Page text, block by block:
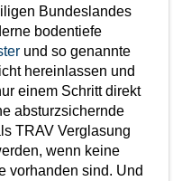
Bundeslandes
bodentiefe
und so genannte
hereinlassen und
einem Schritt direkt
absturzsichernde
TRAV Verglasung
wenn keine
vorhanden sind. Und